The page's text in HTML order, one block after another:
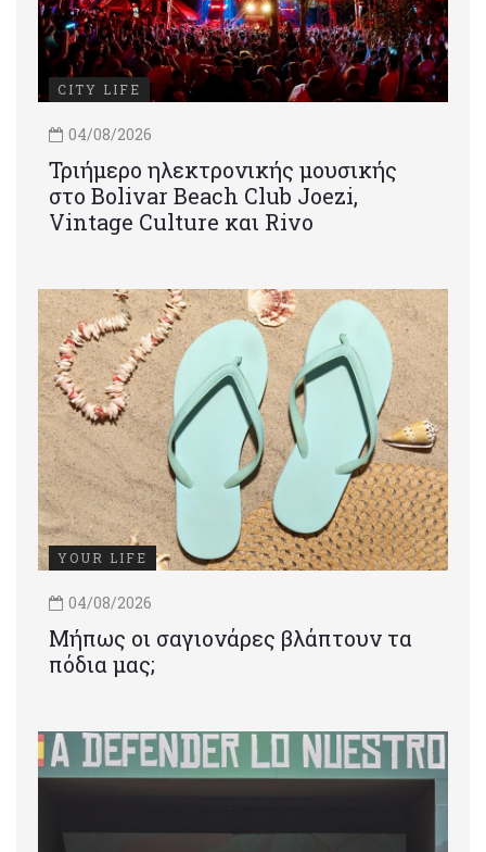
CITY LIFE
04/08/2026
Τριήμερο ηλεκτρονικής μουσικής
στο Bolivar Beach Club Joezi,
Vintage Culture και Rivo
YOUR LIFE
04/08/2026
Μήπως οι σαγιονάρες βλάπτουν τα
πόδια μας;